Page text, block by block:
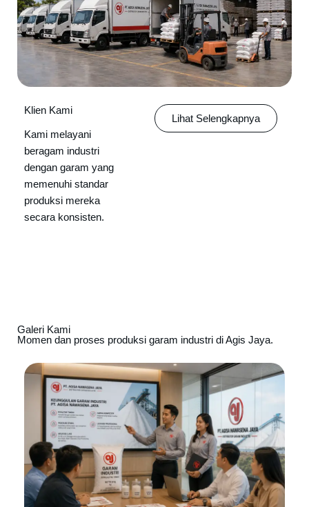
Klien Kami
Kami melayani
beragam industri
dengan garam yang
memenuhi standar
produksi mereka
secara konsisten.
Lihat Selengkapnya
Galeri Kami
Momen dan proses produksi garam industri di Agis Jaya.